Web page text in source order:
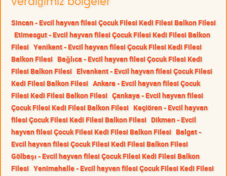
Sincan - Evcil hayvan filesi Çocuk Filesi Kedi Filesi Balkon Filesi
Etimesgut - Evcil hayvan filesi Çocuk Filesi Kedi Filesi Balkon
Filesi Yenikent - Evcil hayvan filesi Çocuk Filesi Kedi Filesi
Balkon Filesi Bağlıca - Evcil hayvan filesi Çocuk Filesi Kedi
Filesi Balkon Filesi Elvankent - Evcil hayvan filesi Çocuk Filesi
Kedi Filesi Balkon Filesi Ankara - Evcil hayvan filesi Çocuk
Filesi Kedi Filesi Balkon Filesi Çankaya - Evcil hayvan filesi
Çocuk Filesi Kedi Filesi Balkon Filesi Keçiören - Evcil hayvan
filesi Çocuk Filesi Kedi Filesi Balkon Filesi Dikmen - Evcil
hayvan filesi Çocuk Filesi Kedi Filesi Balkon Filesi Balgat -
Evcil hayvan filesi Çocuk Filesi Kedi Filesi Balkon Filesi
Gölbaşı - Evcil hayvan filesi Çocuk Filesi Kedi Filesi Balkon
Filesi Yenimahalle - Evcil hayvan filesi Çocuk Filesi Kedi Filesi